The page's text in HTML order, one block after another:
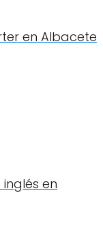
en Albacete
en